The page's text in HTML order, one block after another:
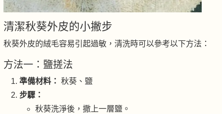
清潔秋葵外皮的小撇步
秋葵外皮的絨毛容易引起過敏，清洗時可以參考以下方法：
方法一：鹽搓法
準備材料： 秋葵、鹽
步驟：
秋葵洗淨後，撒上一層鹽。